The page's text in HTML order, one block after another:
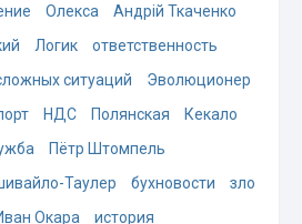
Олекса
Андрій Ткаченко
Логик
ответственность
ситуаций
Эволюционер
НДС Полянская
Кекало
Пётр Штомпель
Таулер бухновости
зло
Окара
история